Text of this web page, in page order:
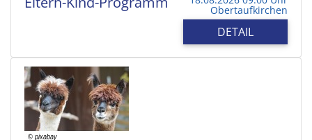
Obertaufkirchen
DETAIL